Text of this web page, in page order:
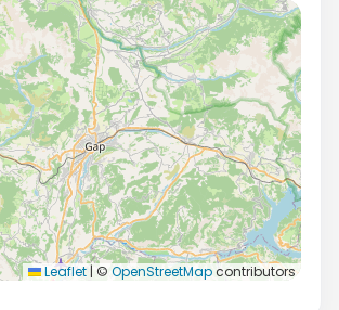
Leaflet | © OpenStreetMapcontributors